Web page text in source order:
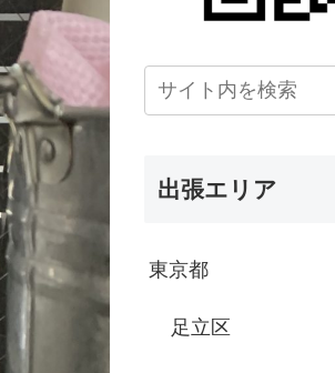
出張エリア
東京都
足立区